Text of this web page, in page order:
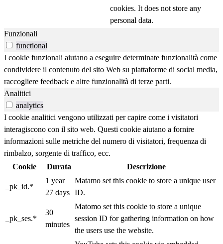
cookies. It does not store any
personal data.
Funzionali
functional
I cookie funzionali aiutano a eseguire determinate funzionalità come
condividere il contenuto del sito Web su piattaforme di social media,
raccogliere feedback e altre funzionalità di terze parti.
Analitici
analytics
I cookie analitici vengono utilizzati per capire come i visitatori
interagiscono con il sito web. Questi cookie aiutano a fornire
informazioni sulle metriche del numero di visitatori, frequenza di
rimbalzo, sorgente di traffico, ecc.
Cookie
Durata Descrizione
_pk_id.*
1 year
27 days
Matamo set this cookie to store a unique user
ID.
_pk_ses.*
30
minutes
Matomo set this cookie to store a unique
session ID for gathering information on how
the users use the website.